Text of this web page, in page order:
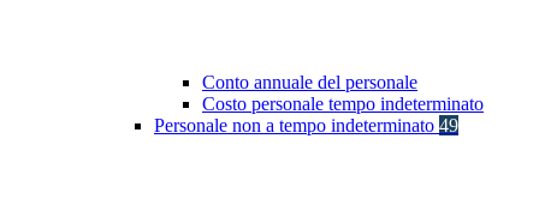
Conto annuale del personale
Costo personale tempo indeterminato
Personale non a tempo indeterminato 49